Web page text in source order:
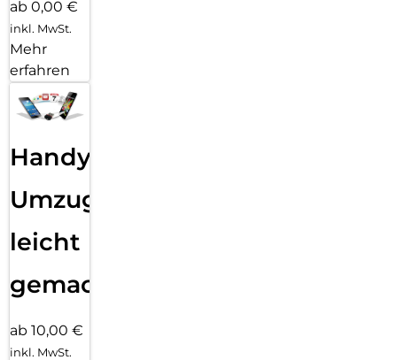
ab 0,00 €
inkl. MwSt.
Mehr
erfahren
Handy
Umzug
leicht
gemacht!
ab 10,00 €
inkl. MwSt.